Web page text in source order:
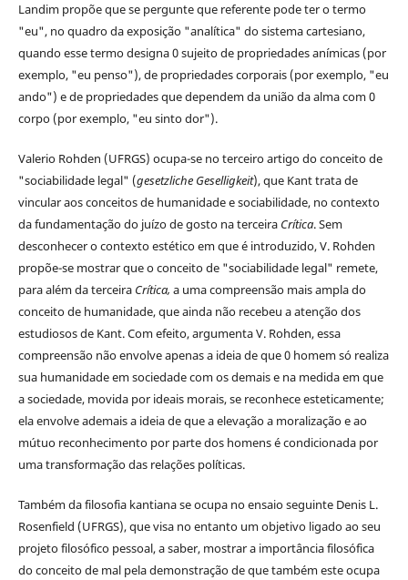
Landim propõe que se pergunte que referente pode ter o termo
"eu", no quadro da exposição "analítica" do sistema cartesiano,
quando esse termo designa 0 sujeito de propriedades anímicas (por
exemplo, "eu penso"), de propriedades corporais (por exemplo, "eu
ando") e de propriedades que dependem da união da alma com 0
corpo (por exemplo, "eu sinto dor").
Valerio Rohden (UFRGS) ocupa-se no terceiro artigo do conceito de
"sociabilidade legal" (gesetzliche Geselligkeit), que Kant trata de
vincular aos conceitos de humanidade e sociabilidade, no contexto
da fundamentação do juízo de gosto na terceira Crítica. Sem
desconhecer o contexto estético em que é introduzido, V. Rohden
propõe-se mostrar que o conceito de "sociabilidade legal" remete,
para além da terceira Crítica, a uma compreensão mais ampla do
conceito de humanidade, que ainda não recebeu a atenção dos
estudiosos de Kant. Com efeito, argumenta V. Rohden, essa
compreensão não envolve apenas a ideia de que 0 homem só realiza
sua humanidade em sociedade com os demais e na medida em que
a sociedade, movida por ideais morais, se reconhece esteticamente;
ela envolve ademais a ideia de que a elevação a moralização e ao
mútuo reconhecimento por parte dos homens é condicionada por
uma transformação das relações políticas.
Também da filosofia kantiana se ocupa no ensaio seguinte Denis L.
Rosenfield (UFRGS), que visa no entanto um objetivo ligado ao seu
projeto filosófico pessoal, a saber, mostrar a importância filosófica
do conceito de mal pela demonstração de que também este ocupa